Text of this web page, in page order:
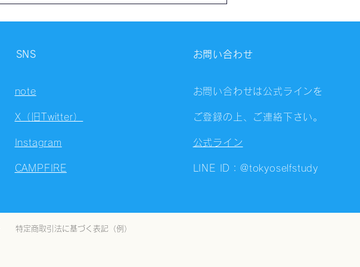
SNS
note
X（旧Twitter）
Instagram
CAMPFIRE
お問い合わせ
お問い合わせは公式ラインを
ご登録の上、ご連絡下さい。
公式ライン
LINE ID：@tokyoselfstudy
特定商取引法に基づく表記（例）